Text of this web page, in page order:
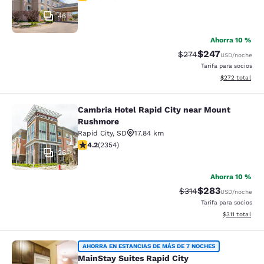
46
Ahorra 10 %
Precio tachado:
$274Precio con
$247USD/noche
Tarifa para socios
Ver detalles
$272 total
Cambria Hotel Rapid City near
26
Cambria Hotel Rapid City near Mount
Rushmore
Rapid City, SD
17.84 km
calificación de 4.19 estrellas. Muy bueno. 2354
4.2(2354)
Ahorra 10 %
Precio tachado:
$314Precio con
$283USD/noche
Tarifa para socios
Ver detalles
$311 total
MainStay Suites Rapid City
AHORRA EN ESTANCIAS DE MÁS DE 7 NOCHES
MainStay Suites Rapid City